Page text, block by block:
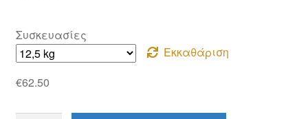
Τρόποι Αποστολής
Τρόποι Πληρωμής
€62.50
Συσκευασίες
Εκκαθάριση
€62.50